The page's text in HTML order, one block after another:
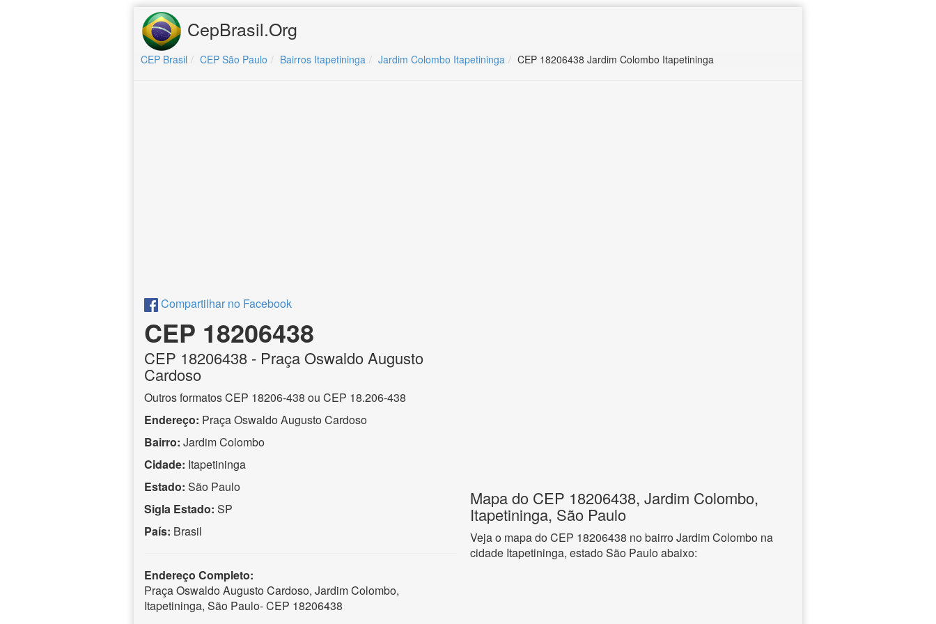
CepBrasil.Org
CEP Brasil CEP São Paulo Bairros Itapetininga Jardim Colombo Itapetininga CEP 18206438 Jardim Colombo Itapetininga
Compartilhar no Facebook
CEP 18206438
CEP 18206438 - Praça Oswaldo Augusto
Cardoso
Outros formatos CEP 18206-438 ou CEP 18.206-438
Endereço: Praça Oswaldo Augusto Cardoso
Bairro: Jardim Colombo
Cidade: Itapetininga
Estado: São Paulo
Sigla Estado: SP
País: Brasil
Endereço Completo:
Praça Oswaldo Augusto Cardoso, Jardim Colombo,
Itapetininga, São Paulo- CEP 18206438
Mapa do CEP 18206438, Jardim Colombo,
Itapetininga, São Paulo
Veja o mapa do CEP 18206438 no bairro Jardim Colombo na
cidade Itapetininga, estado São Paulo abaixo: